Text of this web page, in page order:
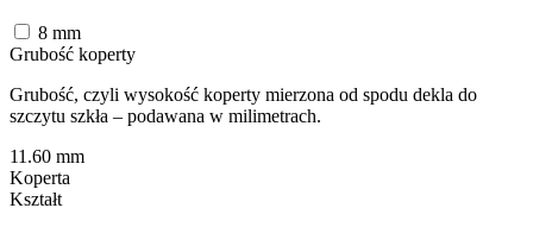
8 mm
Grubość koperty
Grubość, czyli wysokość koperty mierzona od spodu dekla do
szczytu szkła – podawana w milimetrach.
11.60 mm
Koperta
Kształt